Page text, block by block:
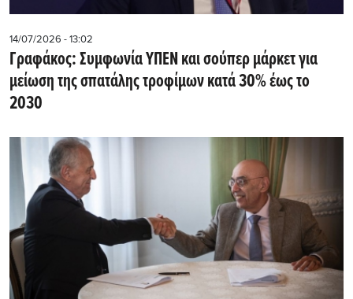
14/07/2026 - 13:02
Γραφάκος: Συμφωνία ΥΠΕΝ και σούπερ μάρκετ για
μείωση της σπατάλης τροφίμων κατά 30% έως το
2030